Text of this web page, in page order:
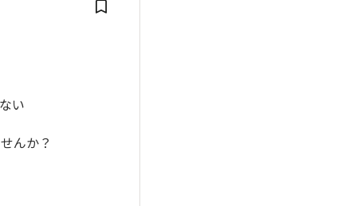
い
んか？